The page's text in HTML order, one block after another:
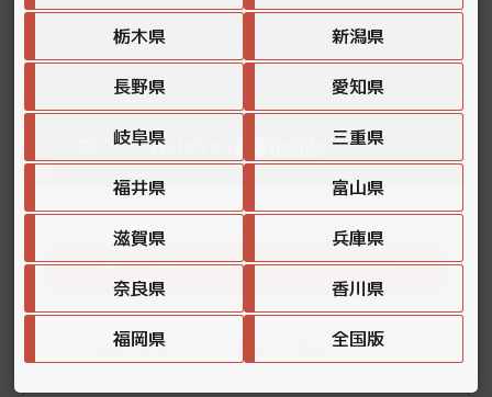
この商品のヤフオクページを見る
特典の詳細はページの最後でご確認ください！
栃木県 新潟県
長野県 愛知県
岐阜県 三重県
福井県 富山県
滋賀県 兵庫県
奈良県 香川県
福岡県 全国版